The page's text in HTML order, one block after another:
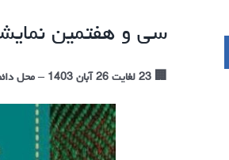
سی و هفتمین
🏢 23 لغایت 26 آبان 1403 – محل دائمی نمایشگاههای بین المللی تهران